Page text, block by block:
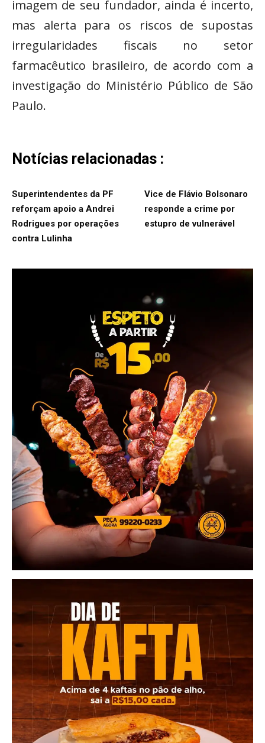
imagem de seu fundador, ainda é incerto,
mas alerta para os riscos de supostas
irregularidades fiscais no setor
farmacêutico brasileiro, de acordo com a
investigação do Ministério Público de São
Paulo.
Notícias relacionadas :
Superintendentes da PF
reforçam apoio a Andrei
Rodrigues por operações
contra Lulinha
Vice de Flávio Bolsonaro
responde a crime por
estupro de vulnerável